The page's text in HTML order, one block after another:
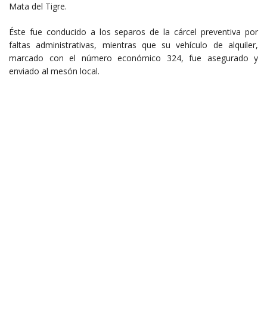
Mata del Tigre.
Éste fue conducido a los separos de la cárcel preventiva por
faltas administrativas, mientras que su vehículo de alquiler,
marcado con el número económico 324, fue asegurado y
enviado al mesón local.